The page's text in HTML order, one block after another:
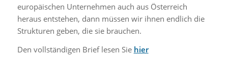
europäischen Unternehmen auch aus Österreich
heraus entstehen, dann müssen wir ihnen endlich die
Strukturen geben, die sie brauchen.
Den vollständigen Brief lesen Sie hier